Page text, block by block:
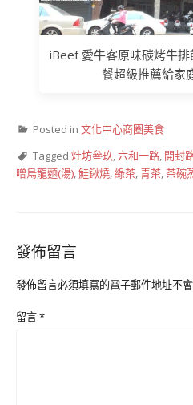
iBeef 愛牛客原味碳烤牛
餐超級推薦給家
Posted in 文化中心商圈美食
Tagged 灶坊叄玖,六和一路, 開封
噌烏龍麵(湯),鮭鍬燒,綠茶,青茶,茶碗
發佈留言
發佈留言必須填寫的電子郵件地址不
留言*